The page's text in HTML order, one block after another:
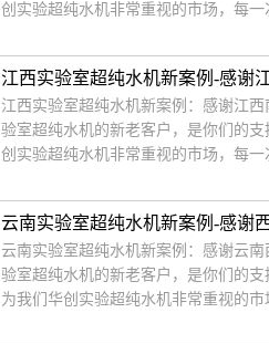
创实验超纯水机非常重视的市场，每
江西实验室超纯水机新案例-感谢
江西实验室超纯水机新案例：感谢江
验室超纯水机的新老客户，是你们的
创实验超纯水机非常重视的市场，每
云南实验室超纯水机新案例-感谢
云南实验室超纯水机新案例：感谢云
验室超纯水机的新老客户，是你们的
为我们华创实验超纯水机非常重视的